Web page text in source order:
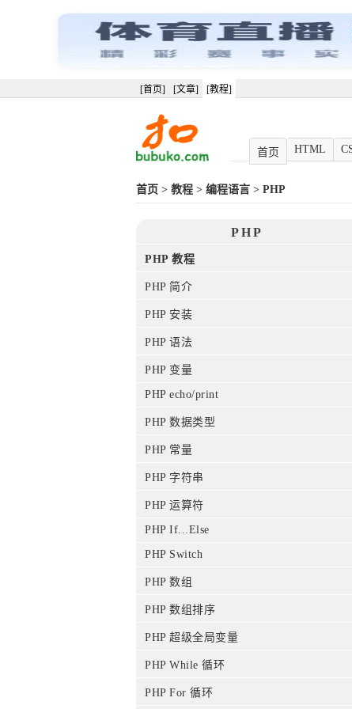
[首页] [文章] [教程]
首页 HTML
首页 > 教程 > 编程语言 > PHP
PHP
PHP 教程
PHP 简介
PHP 安装
PHP 语法
PHP 变量
PHP echo/print
PHP 数据类型
PHP 常量
PHP 字符串
PHP 运算符
PHP If...Else
PHP Switch
PHP 数组
PHP 数组排序
PHP 超级全局变量
PHP While 循环
PHP For 循环